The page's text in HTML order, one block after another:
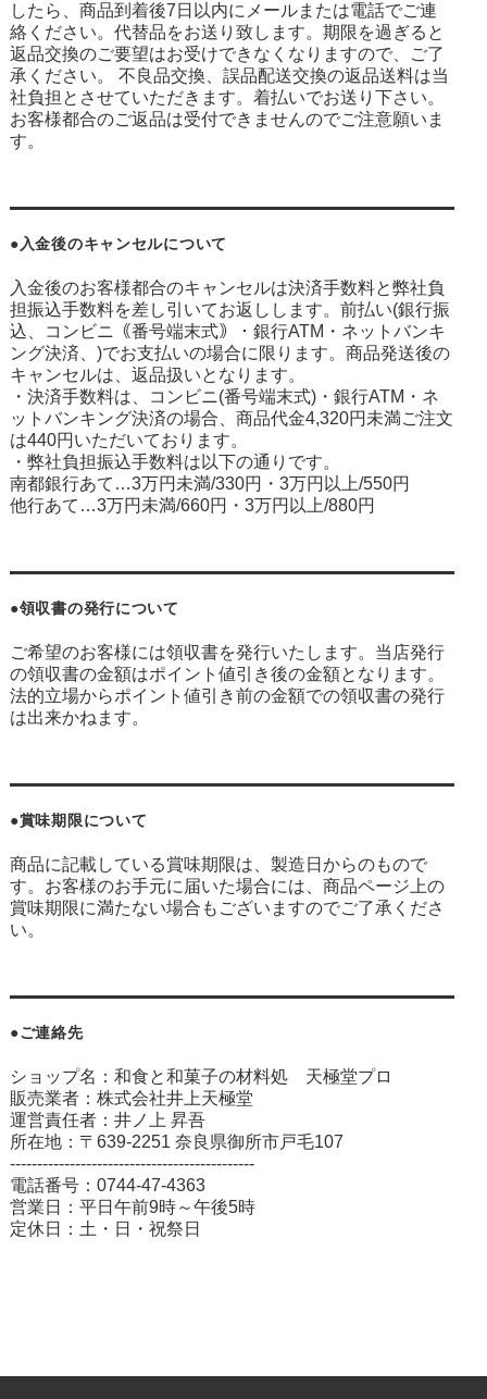
したら、商品到着後7日以内にメールまたは電話でご連
絡ください。代替品をお送り致します。期限を過ぎると
返品交換のご要望はお受けできなくなりますので、ご了
承ください。 不良品交換、誤品配送交換の返品送料は当
社負担とさせていただきます。着払いでお送り下さい。
お客様都合のご返品は受付できませんのでご注意願いま
す。
●入金後のキャンセルについて
入金後のお客様都合のキャンセルは決済手数料と弊社負
担振込手数料を差し引いてお返しします。前払い(銀行振
込、コンビニ｟番号端末式｠・銀行ATM・ネットバンキ
ング決済、 )でお支払いの場合に限ります。商品発送後の
キャンセルは、返品扱いとなります。
・決済手数料は、コンビニ(番号端末式)・銀行ATM・ネ
ットバンキング決済の場合、商品代金4,320円未満ご注文
は440円いただいております。
・弊社負担振込手数料は以下の通りです。
南都銀行あて…3万円未満/330円・3万円以上/550円
他行あて…3万円未満/660円・3万円以上/880円
●領収書の発行について
ご希望のお客様には領収書を発行いたします。当店発行
の領収書の金額はポイント値引き後の金額となります。
法的立場からポイント値引き前の金額での領収書の発行
は出来かねます。
●賞味期限について
商品に記載している賞味期限は、製造日からのもので
す。お客様のお手元に届いた場合には、商品ページ上の
賞味期限に満たない場合もございますのでご了承くださ
い。
●ご連絡先
ショップ名：和食と和菓子の材料処 天極堂プロ
販売業者：株式会社井上天極堂
運営責任者：井ノ上 昇吾
所在地：〒639-2251 奈良県御所市戸毛107
---------------------------------------------
電話番号：0744-47-4363
営業日：平日午前9時～午後5時
定休日：土・日・祝祭日